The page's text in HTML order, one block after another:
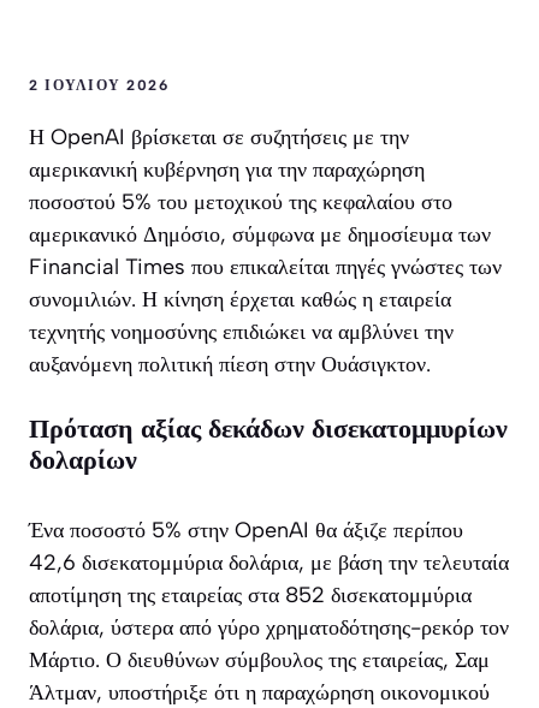
2 ΙΟΥΛΊΟΥ 2026
Η OpenAI βρίσκεται σε συζητήσεις με την
αμερικανική κυβέρνηση για την παραχώρηση
ποσοστού 5% του μετοχικού της κεφαλαίου στο
αμερικανικό Δημόσιο, σύμφωνα με δημοσίευμα των
Financial Times που επικαλείται πηγές γνώστες των
συνομιλιών. Η κίνηση έρχεται καθώς η εταιρεία
τεχνητής νοημοσύνης επιδιώκει να αμβλύνει την
αυξανόμενη πολιτική πίεση στην Ουάσιγκτον.
Πρόταση αξίας δεκάδων δισεκατομμυρίων
δολαρίων
Ένα ποσοστό 5% στην OpenAI θα άξιζε περίπου
42,6 δισεκατομμύρια δολάρια, με βάση την τελευταία
αποτίμηση της εταιρείας στα 852 δισεκατομμύρια
δολάρια, ύστερα από γύρο χρηματοδότησης-ρεκόρ τον
Μάρτιο. Ο διευθύνων σύμβουλος της εταιρείας, Σαμ
Άλτμαν, υποστήριξε ότι η παραχώρηση οικονομικού